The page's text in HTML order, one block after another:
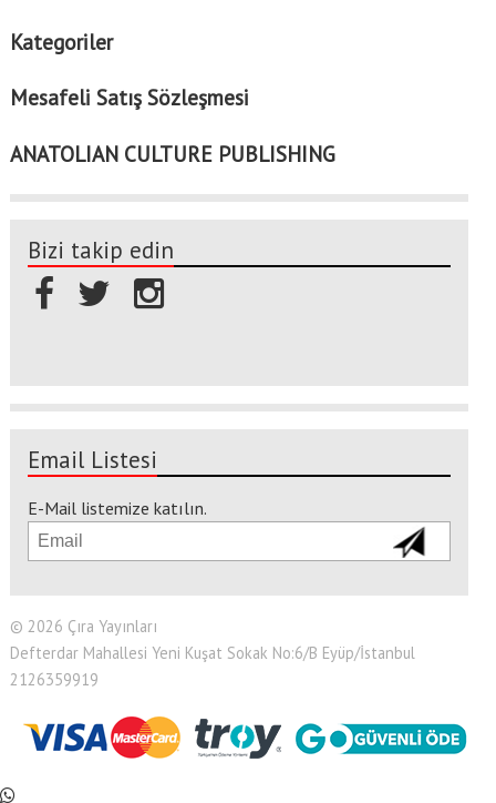
Kategoriler
Mesafeli Satış Sözleşmesi
ANATOLIAN CULTURE PUBLISHING
Bizi takip edin
Email Listesi
E-Mail listemize katılın.
© 2026 Çıra Yayınları
Defterdar Mahallesi Yeni Kuşat Sokak No:6/B Eyüp/İstanbul
2126359919